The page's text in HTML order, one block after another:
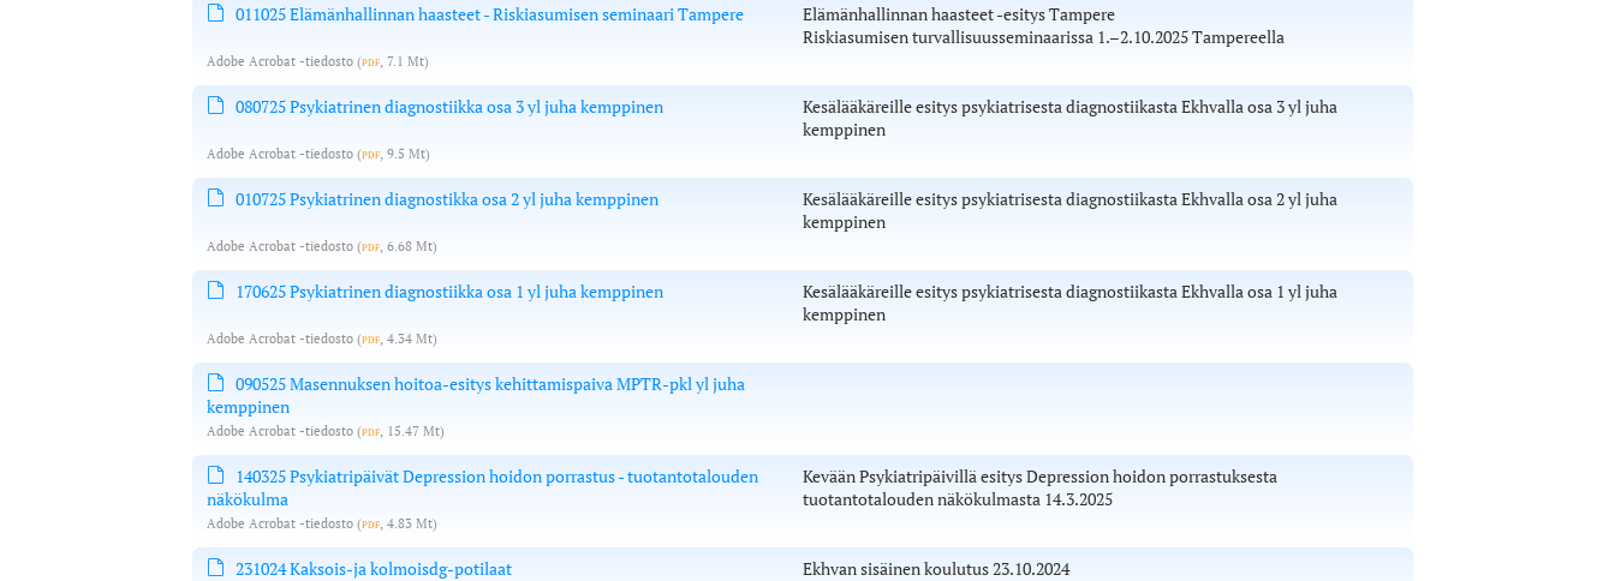
011025 Elämänhallinnan haasteet - Riskiasumisen seminaari Tampere
Elämänhallinnan haasteet -esitys Tampere
Riskiasumisen turvallisuusseminaarissa 1.–2.10.2025 Tampereella
Adobe Acrobat -tiedosto (pdf , 7.1 Mt)
080725 Psykiatrinen diagnostiikka osa 3 yl juha kemppinen
Kesälääkäreille esitys psykiatrisesta diagnostiikasta Ekhvalla osa 3 yl juha
kemppinen
Adobe Acrobat -tiedosto (pdf , 9.5 Mt)
010725 Psykiatrinen diagnostikka osa 2 yl juha kemppinen
Kesälääkäreille esitys psykiatrisesta diagnostiikasta Ekhvalla osa 2 yl juha
kemppinen
Adobe Acrobat -tiedosto (pdf , 6.68 Mt)
170625 Psykiatrinen diagnostiikka osa 1 yl juha kemppinen
Kesälääkäreille esitys psykiatrisesta diagnostiikasta Ekhvalla osa 1 yl juha
kemppinen
Adobe Acrobat -tiedosto (pdf , 4.34 Mt)
090525 Masennuksen hoitoa-esitys kehittamispaiva MPTR-pkl yl juha
kemppinen
Adobe Acrobat -tiedosto (pdf , 15.47 Mt)
140325 Psykiatripäivät Depression hoidon porrastus - tuotantotalouden
näkökulma
Kevään Psykiatripäivillä esitys Depression hoidon porrastuksesta
tuotantotalouden näkökulmasta 14.3.2025
Adobe Acrobat -tiedosto (pdf , 4.83 Mt)
231024 Kaksois-ja kolmoisdg-potilaat Ekhvan sisäinen koulutus 23.10.2024